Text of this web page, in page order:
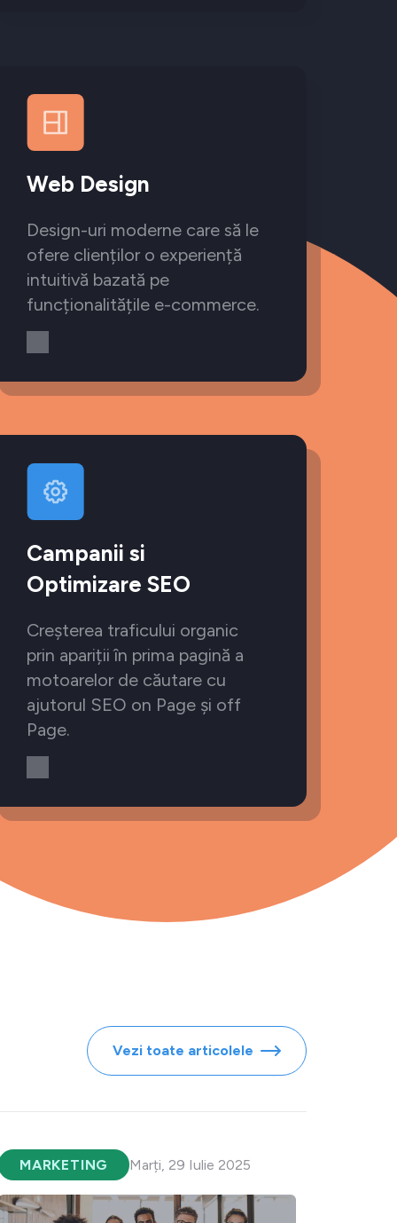
Web Design
Design-uri moderne care să le
ofere clienților o experiență
intuitivă bazată pe
funcționalitățile e-commerce.
Campanii si
Optimizare SEO
Creșterea traficului organic
prin apariții în prima pagină a
motoarelor de căutare cu
ajutorul SEO on Page și off
Page.
Vezi toate articolele
MARKETING Marți, 29 Iulie 2025